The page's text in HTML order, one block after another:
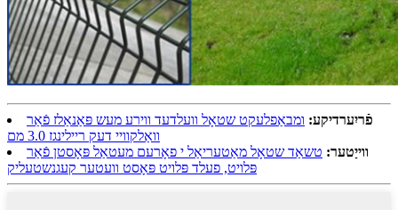
פֿריִערדיקע: ומבאַפלעקט שטאָל וועלדעד ווירע מעש פּאַנאַלז פֿאַר
וואַלקוויי דעק ריילינגז 3.0 מם
ווייַטער: טשאַד שטאָל מאַטעריאַל י פאָרעם מעטאַל פּאָסטן פֿאַר
פּלויט, פעלד פּלויט פּאָסט וועטער קעגנשטעליק